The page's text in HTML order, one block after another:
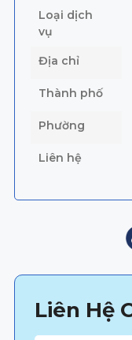
Loại dịch
vụ
Địa chỉ
Thành phố
Phường
Liên hệ
Liên Hệ